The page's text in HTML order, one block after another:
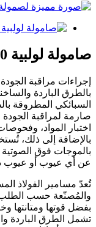
صامولة لولبية RR050
إجراءات مراقبة
بالطرق الباردة
السبائكي المطروقة
صارمة لمراقبة
اختبار المواد،
بالإضافة إلى ذلك،
بالموجات فوق
عن أي عيوب أو عيوب
تُعدّ مسامير الفولاذ
والمُصنّعة حسب
بفضل قوتها ومتانتها
تشمل الطرق الباردة